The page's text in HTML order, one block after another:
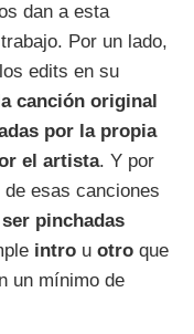
dan a esta
Por un lado,
edits en su
canción original
por la propia
el artista. Y por
esas canciones
pinchadas
intro u otro que
un mínimo de